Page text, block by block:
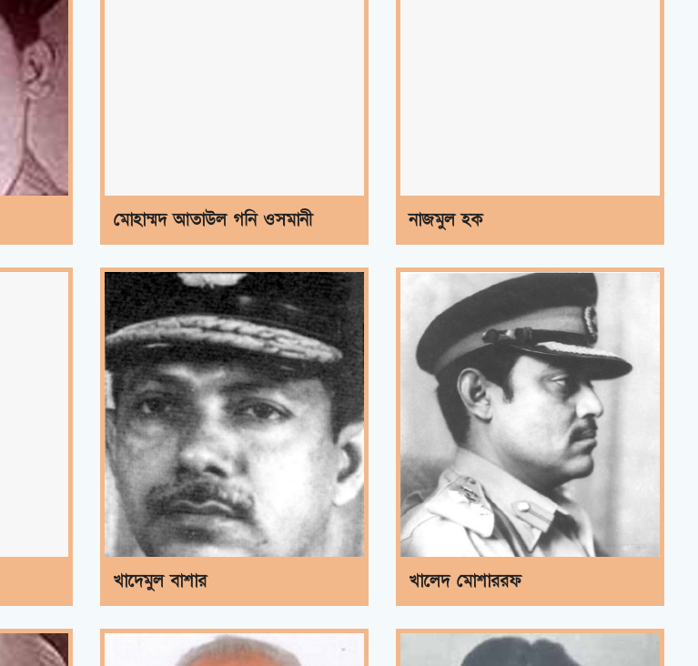
মোহাম্মদ আতাউল গনি ওসমানী নাজমুল হক
খাদেমুল বাশার খালেদ মোশাররফ